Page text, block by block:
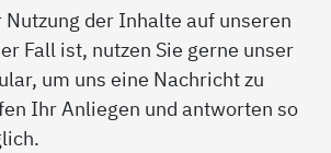
Nutzung der Inhalte auf unseren
Fall ist, nutzen Sie gerne unser
um uns eine Nachricht zu
Ihr Anliegen und antworten so